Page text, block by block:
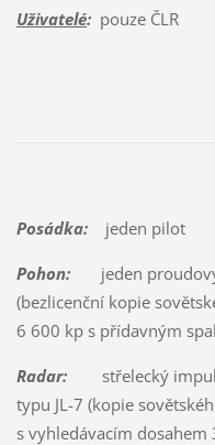
Uživatelé:pouze ČLR
Posádka:jeden pilot
Pohon:jeden proudový
(bezlicenční kopie
6 600 kp s přídavným
Radar:střelecký
typu JL-7 (kopie
s vyhledávacím